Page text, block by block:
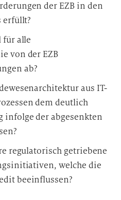
der EZB in den
erfüllt?
für alle
von der EZB
ab?
aus IT-
dem deutlich
infolge der abgesenkten
regulatorisch getriebene
welche die
beeinflussen?